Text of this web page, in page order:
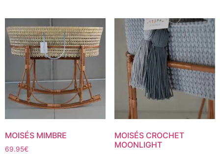
MOISÉS MIMBRE
69.95€
MOISÉS CROCHET
MOONLIGHT